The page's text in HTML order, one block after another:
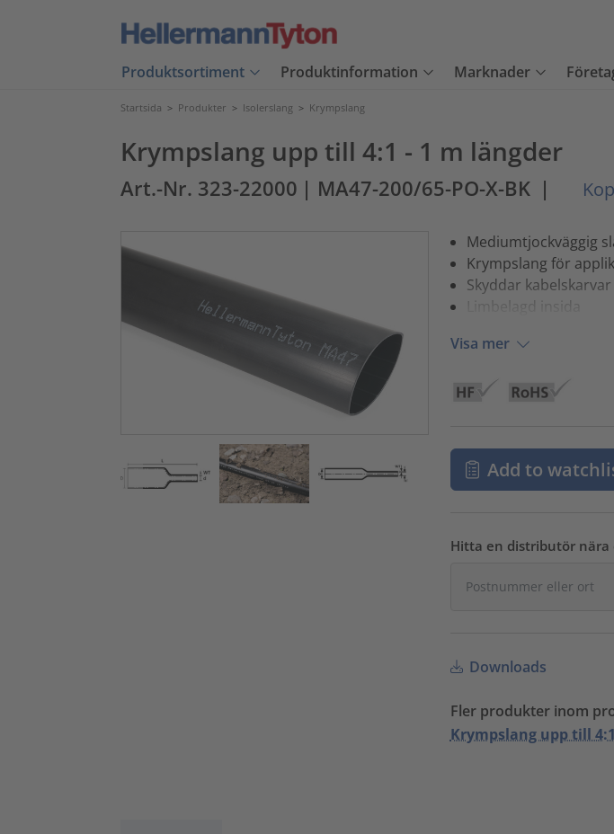
Produktsortiment Produktinformation Marknader
Startsida > Produkter > Isolerslang > Krympslang
Krympslang upp till 4:1 - 1 m längder
Art.-Nr. 323-22000 | MA47-200/65-PO-X-BK |
Mediumtjockväggig
Krympslang för
Skyddar
Limbelagd insida
Visa mer
Add to
Hitta en distributör nära
Downloads
Fler produkter inom
Krympslang upp till